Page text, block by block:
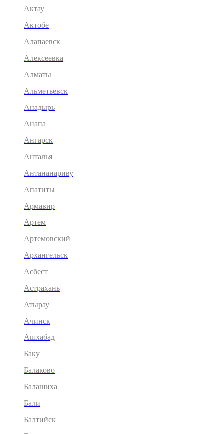
Актау
Актобе
Алапаевск
Алексеевка
Алматы
Альметьевск
Анадырь
Анапа
Ангарск
Анталья
Антананариву
Апатиты
Армавир
Артем
Артемовский
Архангельск
Асбест
Астрахань
Атырау
Ачинск
Ашхабад
Баку
Балаково
Балашиха
Бали
Балтийск